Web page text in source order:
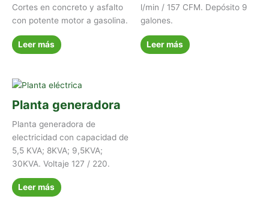
Cortes en concreto y asfalto
con potente motor a gasolina.
Leer más
l/min / 157 CFM. Depósito 9
galones.
Leer más
Planta generadora
Planta generadora de
electricidad con capacidad de
5,5 KVA; 8KVA; 9,5KVA;
30KVA. Voltaje 127 / 220.
Leer más